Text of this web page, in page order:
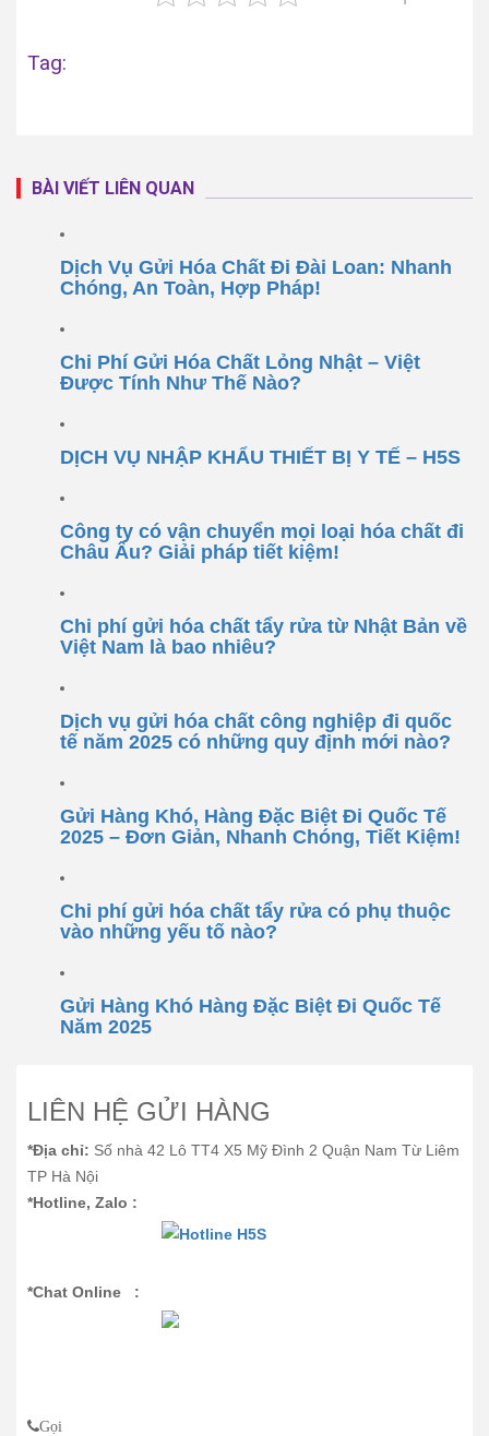
Tag:
BÀI VIẾT LIÊN QUAN
Dịch Vụ Gửi Hóa Chất Đi Đài Loan: Nhanh
Chóng, An Toàn, Hợp Pháp!
Chi Phí Gửi Hóa Chất Lỏng Nhật – Việt
Được Tính Như Thế Nào?
DỊCH VỤ NHẬP KHẨU THIẾT BỊ Y TẾ – H5S
Công ty có vận chuyển mọi loại hóa chất đi
Châu Âu? Giải pháp tiết kiệm!
Chi phí gửi hóa chất tẩy rửa từ Nhật Bản về
Việt Nam là bao nhiêu?
Dịch vụ gửi hóa chất công nghiệp đi quốc
tế năm 2025 có những quy định mới nào?
Gửi Hàng Khó, Hàng Đặc Biệt Đi Quốc Tế
2025 – Đơn Giản, Nhanh Chóng, Tiết Kiệm!
Chi phí gửi hóa chất tẩy rửa có phụ thuộc
vào những yếu tố nào?
Gửi Hàng Khó Hàng Đặc Biệt Đi Quốc Tế
Năm 2025
LIÊN HỆ GỬI HÀNG
*Địa chỉ: Số nhà 42 Lô TT4 X5 Mỹ Đình 2 Quận Nam Từ Liêm
TP Hà Nội
*Hotline, Zalo :
*Chat Online :
Gọi